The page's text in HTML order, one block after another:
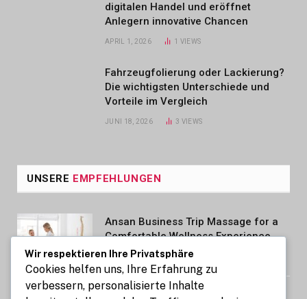
digitalen Handel und eröffnet
Anlegern innovative Chancen
APRIL 1, 2026 1 VIEWS
Fahrzeugfolierung oder Lackierung?
Die wichtigsten Unterschiede und
Vorteile im Vergleich
JUNI 18, 2026 3 VIEWS
UNSERE EMPFEHLUNGEN
Ansan Business Trip Massage for a
Comfortable Wellness Experience
AUGUST 7, 2026
Kennzeichen express: So gelingt die
Wir respektieren Ihre Privatsphäre
Cookies helfen uns, Ihre Erfahrung zu
verbessern, personalisierte Inhalte